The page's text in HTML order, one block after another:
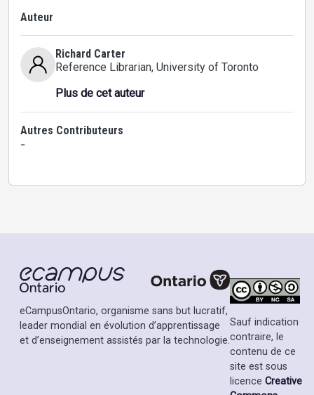
Auteur
Richard Carter
Reference Librarian, University of Toronto
Plus de cet auteur
Autres Contributeurs
-
eCampusOntario, organisme sans but lucratif,
leader mondial en évolution d’apprentissage
et d’enseignement assistés par la technologie.
Sauf indication
contraire, le
contenu de ce
site est sous
licence Creative